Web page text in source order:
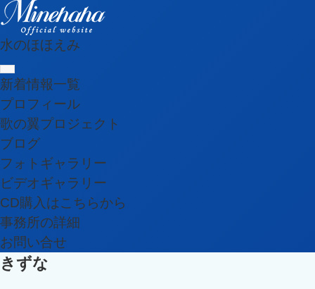
水のほほえみ
新着情報一覧
プロフィール
歌の翼プロジェクト
ブログ
フォトギャラリー
ビデオギャラリー
CD購入はこちらから
事務所の詳細
お問い合せ
きずな